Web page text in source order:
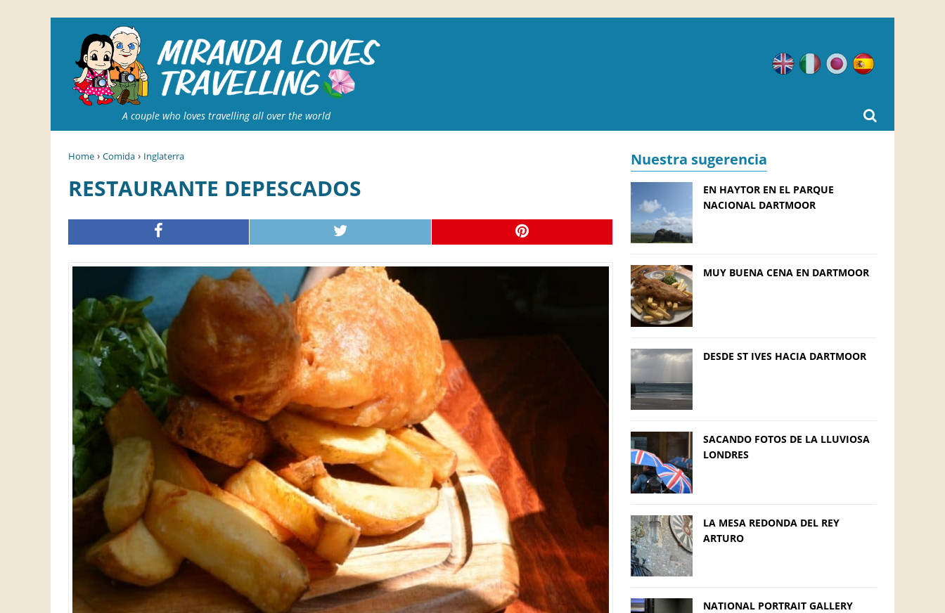
A couple who loves travelling all over the world
Inglés ItalianoJaponés
Home › Comida › Inglaterra
RESTAURANTE DEPESCADOS
Nuestra sugerencia
EN HAYTOR EN EL PARQUE
NACIONAL DARTMOOR
MUY BUENA CENA EN DARTMOOR
DESDE ST IVES HACIA DARTMOOR
SACANDO FOTOS DE LA LLUVIOSA
LONDRES
LA MESA REDONDA DEL REY
ARTURO
NATIONAL PORTRAIT GALLERY